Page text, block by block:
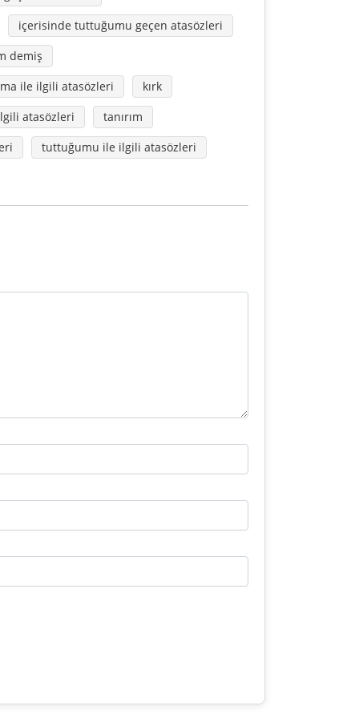
içerisinde tuttuğumu geçen atasözleri
demiş
ile ilgili atasözleri
kırk
atasözleri
tanırım
tuttuğumu ile ilgili atasözleri